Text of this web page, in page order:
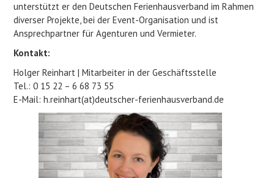
unterstützt er den Deutschen Ferienhausverband im Rahmen
diverser Projekte, bei der Event-Organisation und ist
Ansprechpartner für Agenturen und Vermieter.
Kontakt:
Holger Reinhart | Mitarbeiter in der Geschäftsstelle
Tel.: 0 15 22 – 6 68 73 55
E-Mail: h.reinhart(at)deutscher-ferienhausverband.de